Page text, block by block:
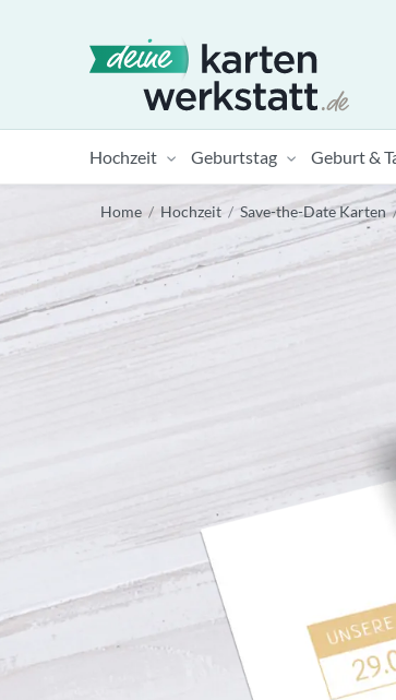
Hochzeit Geburtstag Geburt &
Home / Hochzeit / Save-the-Date Karten